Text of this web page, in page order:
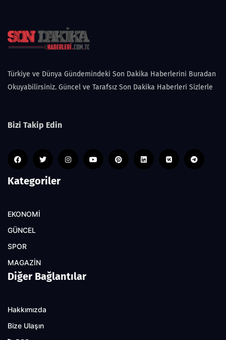
Türkiye ve Dünya Gündemindeki Son Dakika Haberlerini Buradan
Okuyabilirsiniz. Güncel ve Tarafsız Son Dakika Haberleri Sizlerle
Bizi Takip Edin
Kategoriler
EKONOMİ
GÜNCEL
SPOR
MAGAZİN
Diğer Bağlantılar
Hakkımızda
Bize Ulaşın